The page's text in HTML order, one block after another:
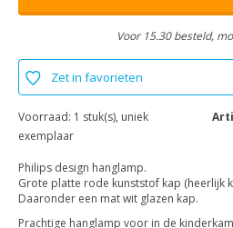
Voor 15.30 besteld,
Zet in favorieten
Voorraad: 1 stuk(s), uniek
exemplaar
Philips design hanglamp.
Grote platte rode kunststof kap (heerlijk
Daaronder een mat wit glazen kap.
Prachtige hanglamp voor in de